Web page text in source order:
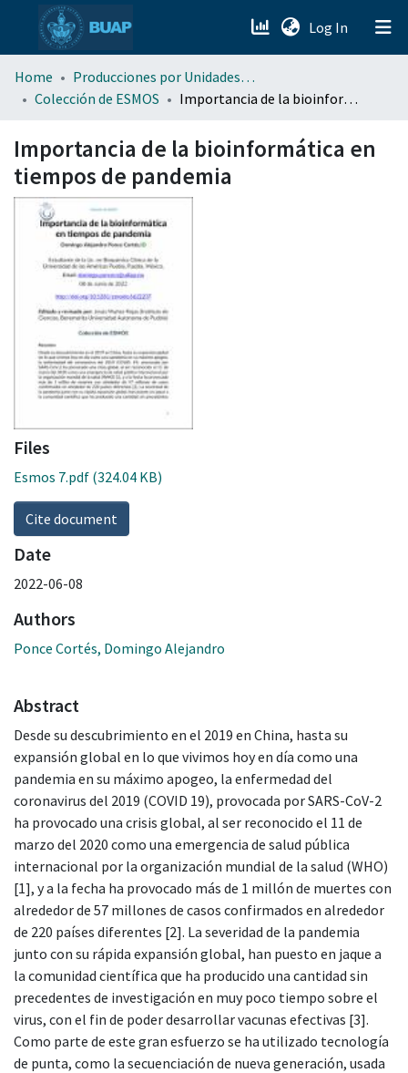
Log In (current)
menu.section.about_menu
Home
Producciones por Unidades Académicas
Colección de ESMOS
Importancia de la bioinformática en tiempos de pandemia
Importancia de la bioinformática en
tiempos de pandemia
Files
Esmos 7.pdf (324.04 KB)
Cite document
Date
2022-06-08
Authors
Ponce Cortés, Domingo Alejandro
Abstract
Desde su descubrimiento en el 2019 en China, hasta su
expansión global en lo que vivimos hoy en día como una
pandemia en su máximo apogeo, la enfermedad del
coronavirus del 2019 (COVID 19), provocada por SARS-CoV-2
ha provocado una crisis global, al ser reconocido el 11 de
marzo del 2020 como una emergencia de salud pública
internacional por la organización mundial de la salud (WHO)
[1], y a la fecha ha provocado más de 1 millón de muertes con
alrededor de 57 millones de casos confirmados en alrededor
de 220 países diferentes [2]. La severidad de la pandemia
junto con su rápida expansión global, han puesto en jaque a
la comunidad científica que ha producido una cantidad sin
precedentes de investigación en muy poco tiempo sobre el
virus, con el fin de poder desarrollar vacunas efectivas [3].
Como parte de este gran esfuerzo se ha utilizado tecnología
de punta, como la secuenciación de nueva generación, usada